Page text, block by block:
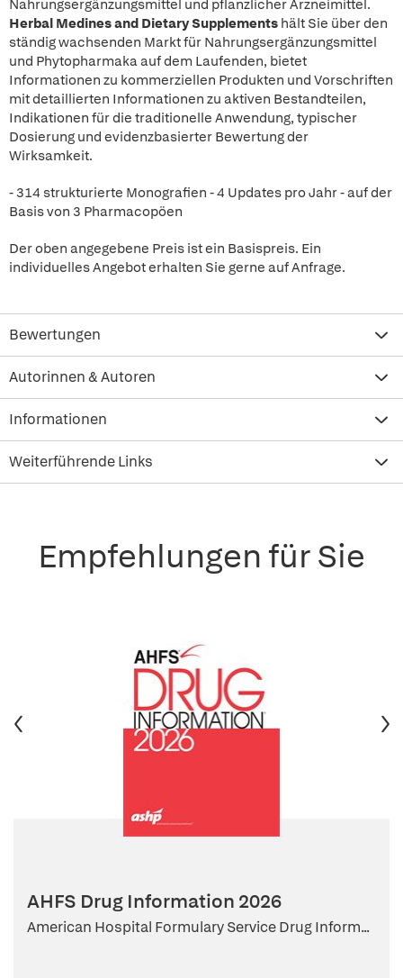
Nahrungsergänzungsmittel und pflanzlicher Arzneimittel.
Herbal Medines and Dietary Supplements hält Sie über den
ständig wachsenden Markt für Nahrungsergänzungsmittel
und Phytopharmaka auf dem Laufenden, bietet
Informationen zu kommerziellen Produkten und Vorschriften
mit detaillierten Informationen zu aktiven Bestandteilen,
Indikationen für die traditionelle Anwendung, typischer
Dosierung und evidenzbasierter Bewertung der
Wirksamkeit.
- 314 strukturierte Monografien - 4 Updates pro Jahr - auf der
Basis von 3 Pharmacopöen
Der oben angegebene Preis ist ein Basispreis. Ein
individuelles Angebot erhalten Sie gerne auf Anfrage.
Bewertungen
Autorinnen & Autoren
Informationen
Weiterführende Links
Empfehlungen für Sie
AHFS Drug Information 2026
American Hospital Formulary Service Drug Inform...